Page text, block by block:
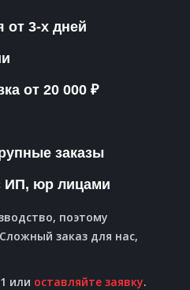
от 3-х дней
от 20 000 ₽
заказы
ИП, юр лицами
поэтому
заказ для нас,
или оставляйте заявку.